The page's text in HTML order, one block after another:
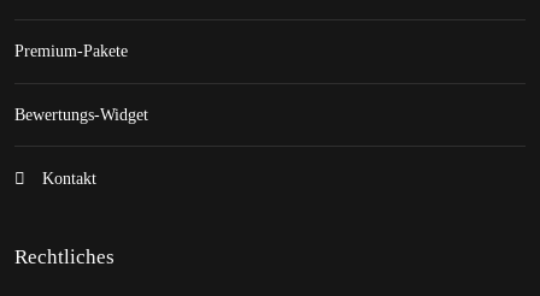
Premium-Pakete
Bewertungs-Widget
Kontakt
Rechtliches